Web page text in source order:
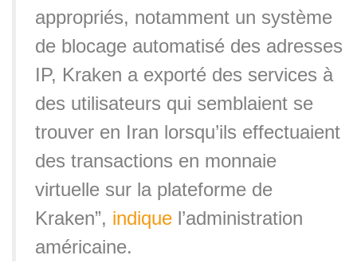
appropriés, notamment un système
de blocage automatisé des adresses
IP, Kraken a exporté des services à
des utilisateurs qui semblaient se
trouver en Iran lorsqu’ils effectuaient
des transactions en monnaie
virtuelle sur la plateforme de
Kraken”, indique l’administration
américaine.